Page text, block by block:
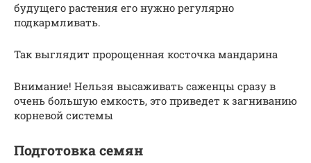
будущего растения его нужно регулярно
подкармливать.
Так выглядит пророщенная косточка мандарина
Внимание! Нельзя высаживать саженцы сразу в
очень большую емкость, это приведет к загниванию
корневой системы
Подготовка семян